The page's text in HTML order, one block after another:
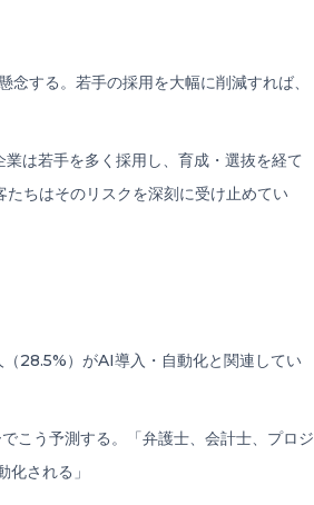
する。若手の採用を大幅に削減すれば、
は若手を多く採用し、育成・選抜を経て
ちはそのリスクを深刻に受け止めてい
28.5%）がAI導入・自動化と関連してい
う予測する。「弁護士、会計士、プロジ
される」